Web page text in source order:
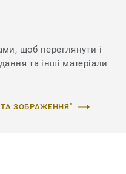
щоб переглянути і
та інші матеріали
ЗОБРАЖЕННЯ"